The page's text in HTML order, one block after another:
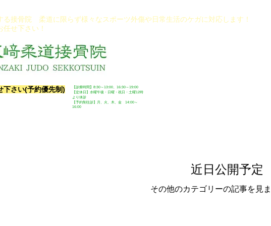
る接骨院​ 柔道に限らず様々なスポーツ外傷や日常生活のケガに対応します！
せ下さい！
下さい(予約優先制)
​【診療時間】8:30～13:00、16:30～19:00​
​【定休日】水曜午後・日曜・祝日・土曜12時
より休診​
【予約制往診】月、火、木、金 14:00～
16:00
近日公開予定
その他のカテゴリーの記事を見ま